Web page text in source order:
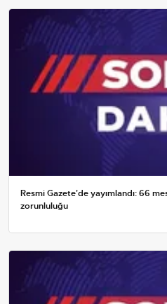
Resmi Gazete'de yayımlandı: 66
zorunluluğu